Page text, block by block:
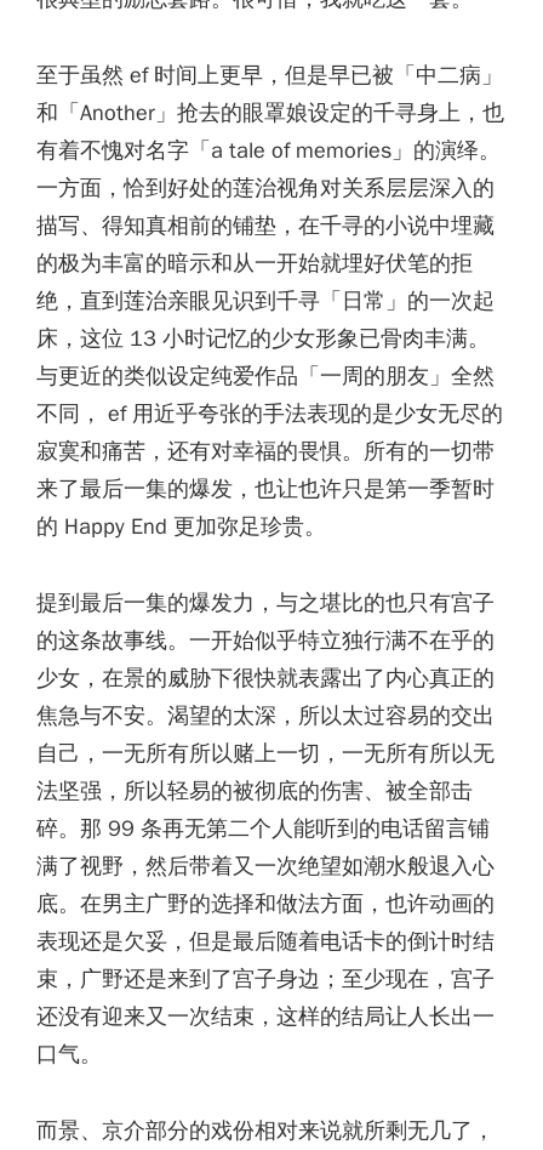
至于虽然 ef 时间上更早，但是早已被「中二病」
和「Another」抢去的眼罩娘设定的千寻身上，也
有着不愧对名字「a tale of memories」的演绎。
一方面，恰到好处的莲治视角对关系层层深入的
描写、得知真相前的铺垫，在千寻的小说中埋藏
的极为丰富的暗示和从一开始就埋好伏笔的拒
绝，直到莲治亲眼见识到千寻「日常」的一次起
床，这位 13 小时记忆的少女形象已骨肉丰满。
与更近的类似设定纯爱作品「一周的朋友」全然
不同， ef 用近乎夸张的手法表现的是少女无尽的
寂寞和痛苦，还有对幸福的畏惧。所有的一切带
来了最后一集的爆发，也让也许只是第一季暂时
的 Happy End 更加弥足珍贵。
提到最后一集的爆发力，与之堪比的也只有宫子
的这条故事线。一开始似乎特立独行满不在乎的
少女，在景的威胁下很快就表露出了内心真正的
焦急与不安。渴望的太深，所以太过容易的交出
自己，一无所有所以赌上一切，一无所有所以无
法坚强，所以轻易的被彻底的伤害、被全部击
碎。那 99 条再无第二个人能听到的电话留言铺
满了视野，然后带着又一次绝望如潮水般退入心
底。在男主广野的选择和做法方面，也许动画的
表现还是欠妥，但是最后随着电话卡的倒计时结
束，广野还是来到了宫子身边；至少现在，宫子
还没有迎来又一次结束，这样的结局让人长出一
口气。
而景、京介部分的戏份相对来说就所剩无几了，